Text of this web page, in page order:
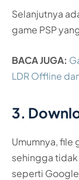
Selanjutnya
game PSP
BACA JUGA:
LDR Offline
3.
Umumnya, file
sehingga
seperti Google